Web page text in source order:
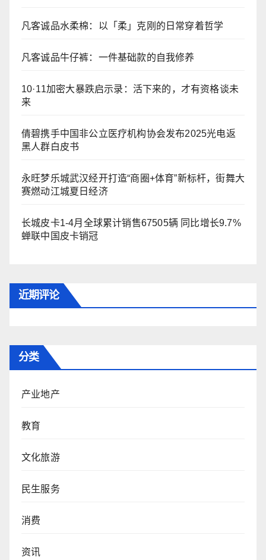
凡客诚品水柔棉：以「柔」克刚的日常穿着哲学
凡客诚品牛仔裤：一件基础款的自我修养
10·11加密大暴跌启示录：活下来的，才有资格谈未
来
倩碧携手中国非公立医疗机构协会发布2025光电返
黑人群白皮书
永旺梦乐城武汉经开打造“商圈+体育”新标杆，街舞大
赛燃动江城夏日经济
长城皮卡1-4月全球累计销售67505辆 同比增长9.7%
蝉联中国皮卡销冠
近期评论
分类
产业地产
教育
文化旅游
民生服务
消费
资讯